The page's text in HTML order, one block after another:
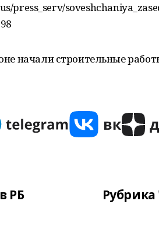
press_serv/
начали строительные
РБ